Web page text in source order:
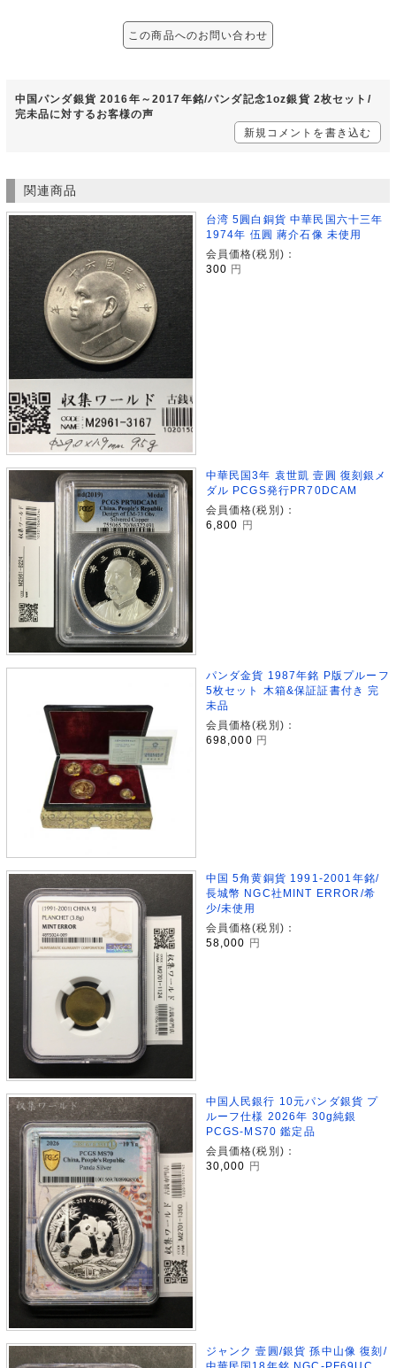
この商品へのお問い合わせ
中国パンダ銀貨 2016年～2017年銘/パンダ記念1oz銀貨 2枚セット/
完未品に対するお客様の声
新規コメントを書き込む
関連商品
台湾 5圓白銅貨 中華民国六十三年
1974年 伍圓 蔣介石像 未使用
会員価格(税別)：
300 円
中華民国3年 袁世凱 壹圓 復刻銀メ
ダル PCGS発行PR70DCAM
会員価格(税別)：
6,800
円
パンダ金貨 1987年銘 P版プルーフ
5枚セット 木箱&保証証書付き 完
未品
会員価格(税別)：
698,000 円
中国 5角黄銅貨 1991-2001年銘/
長城幣 NGC社MINT ERROR/希
少/未使用
会員価格(税別)：
58,000
円
中国人民銀行 10元パンダ銀貨 プ
ルーフ仕様 2026年 30g純銀
PCGS-MS70 鑑定品
会員価格(税別)：
30,000
円
ジャンク 壹圓/銀貨 孫中山像 復刻/
中華民国18年銘 NGC-PF69UC